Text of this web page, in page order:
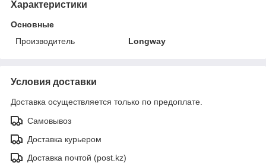
Характеристики
Основные
Производитель
Longway
Условия доставки
Доставка осуществляется только по предоплате.
Самовывоз
Доставка курьером
Доставка почтой (post.kz)